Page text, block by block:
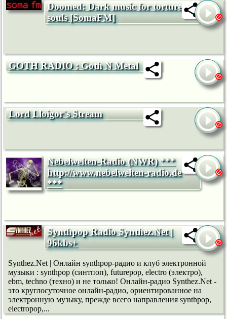
Doomed: Dark music for tortured
souls [SomaFM]
GOTH RADIO : Goth N Metal
Lord Lloigor`s Stream
Nebelwelten-Radio (NWR) ***
http://www.nebelwelten-radio.de
***
Synthpop Radio Synthez.Net |
96kbs+
Synthez.Net | Онлайн synthpop-радио и клуб электронной
музыки : synthpop (синтпоп), futurepop, electro (электро),
ebm, techno (техно) и не только! Онлайн-радио Synthez.Net -
это круглосуточное онлайн-радио, ориентированное на
электронную музыку, прежде всего направления synthpop,
electropop,...